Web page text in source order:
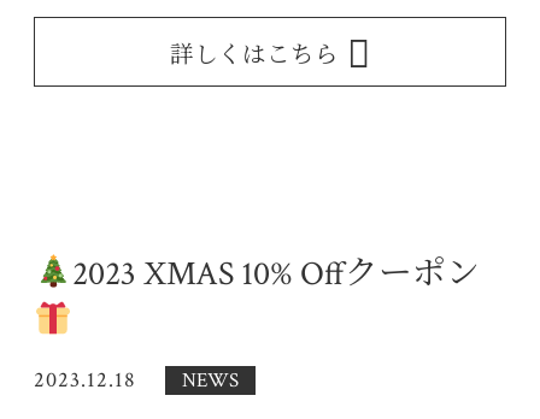
詳しくはこちら
2023 XMAS 10% Offクーポン
2023.12.18 NEWS